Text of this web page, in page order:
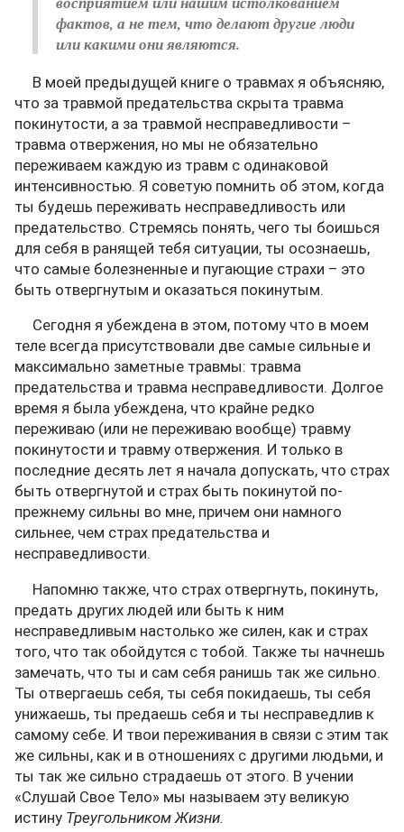
фактов, а не тем, что делают другие люди
или какими они являются.
В моей предыдущей книге о травмах я объясняю,
что за травмой предательства скрыта травма
покинутости, а за травмой несправедливости –
травма отвержения, но мы не обязательно
переживаем каждую из травм с одинаковой
интенсивностью. Я советую помнить об этом, когда
ты будешь переживать несправедливость или
предательство. Стремясь понять, чего ты боишься
для себя в ранящей тебя ситуации, ты осознаешь,
что самые болезненные и пугающие страхи – это
быть отвергнутым и оказаться покинутым.
Сегодня я убеждена в этом, потому что в моем
теле всегда присутствовали две самые сильные и
максимально заметные травмы: травма
предательства и травма несправедливости. Долгое
время я была убеждена, что крайне редко
переживаю (или не переживаю вообще) травму
покинутости и травму отвержения. И только в
последние десять лет я начала допускать, что страх
быть отвергнутой и страх быть покинутой по-
прежнему сильны во мне, причем они намного
сильнее, чем страх предательства и
несправедливости.
Напомню также, что страх отвергнуть, покинуть,
предать других людей или быть к ним
несправедливым настолько же силен, как и страх
того, что так обойдутся с тобой. Также ты начнешь
замечать, что ты и сам себя ранишь так же сильно.
Ты отвергаешь себя, ты себя покидаешь, ты себя
унижаешь, ты предаешь себя и ты несправедлив к
самому себе. И твои переживания в связи с этим так
же сильны, как и в отношениях с другими людьми, и
ты так же сильно страдаешь от этого. В учении
«Слушай Свое Тело» мы называем эту великую
истину Треугольником Жизни.